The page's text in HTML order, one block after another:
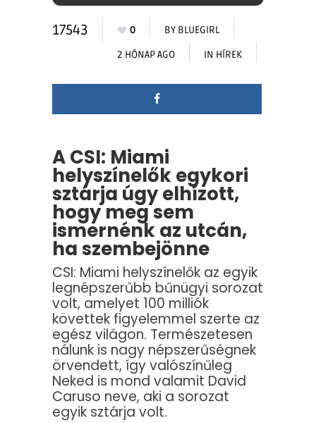
17543 0 BY BLUEGIRL
2 HÓNAP AGO IN HÍREK
A CSI: Miami
helyszínelők egykori
sztárja úgy elhízott,
hogy meg sem
ismernénk az utcán,
ha szembejönne
CSI: Miami helyszínelők az egyik
legnépszerűbb bűnügyi sorozat
volt, amelyet 100 milliók
követtek figyelemmel szerte az
egész világon. Természetesen
nálunk is nagy népszerűségnek
örvendett, így valószínűleg
Neked is mond valamit David
Caruso neve, aki a sorozat
egyik sztárja volt.